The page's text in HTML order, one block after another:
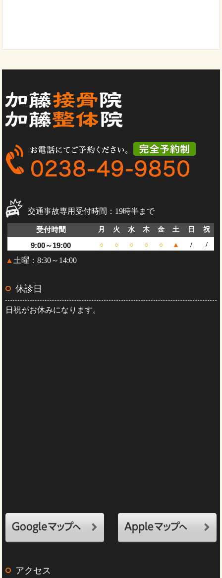
交通事故専用受付時間：19時半まで
受付時間 月 火 水 木 金 土 日 祝
9:00～19:00 ○ ○ ○ ○ ○ ▲ / /
▲ 土曜：8:30～14:00
休診日
日祝がお休みになります。
アクセス